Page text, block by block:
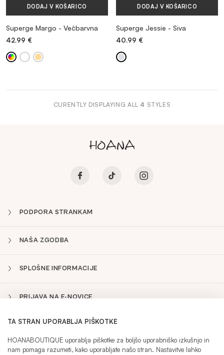
Sidebar
DODAJ V KOŠARICO
Superge Margo - Večbarvna
42.99 €
DODAJ V KOŠARICO
Superge Jessie - Siva
40.99 €
CURENTLY DISPLAYING ALL 4 STYLES
PODPORA STRANKAM
NAŠA ZGODBA
SPLOŠNE INFORMACIJE
PRIJAVA NA E-NOVICE
TA STRAN UPORABLJA PIŠKOTKE
HOANABOUTIQUE uporablja piškotke za boljšo uporabniško izkušnjo in
nam pomaga razumeti, kako uporabljate našo stran. Nastavitve lahko